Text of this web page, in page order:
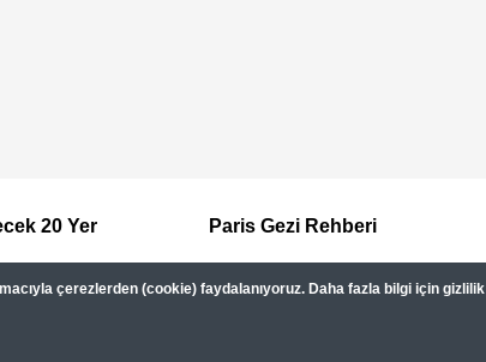
20 Yer Paris Gezi Rehberi
çerezlerden (cookie) faydalanıyoruz. Daha fazla bilgi için gizlilik